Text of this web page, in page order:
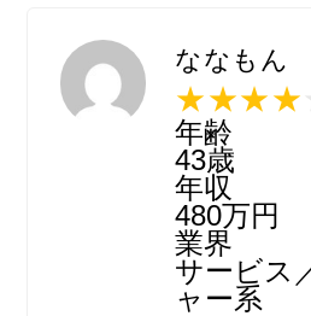
探して貰わなくて結構と
LINEで伝えたらそこから
ってほしいとかは全然な
識を疑う出来事でした。
サイト自体は使い勝手が
けさせていただきました。
ななもん
年齢
43歳
年収
480万円
業界
サービス
ャー系